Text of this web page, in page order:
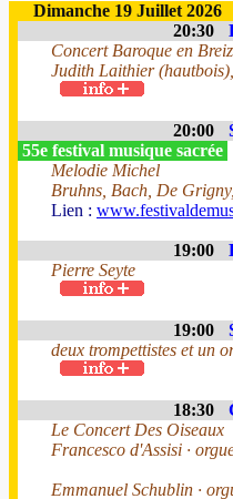
Dimanche 19 Juillet 2026
20:30
Concert Baroque en
Judith Laithier
20:00
55e festival musique sacrée
Melodie Michel
Bruhns, Bach, De
Lien :
19:00
Pierre Seyte
19:00
deux trompettistes et un
18:30
Le Concert Des Oiseaux
Francesco d'Assisi ·
Emmanuel Schublin ·